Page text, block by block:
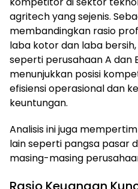
agritech yang sejenis.
membandingkan rasio
laba kotor dan laba
seperti perusahaan A dan
menunjukkan posisi
efisiensi operasional dan
keuntungan.
Analisis ini juga
lain seperti pangsa pasar
masing-masing